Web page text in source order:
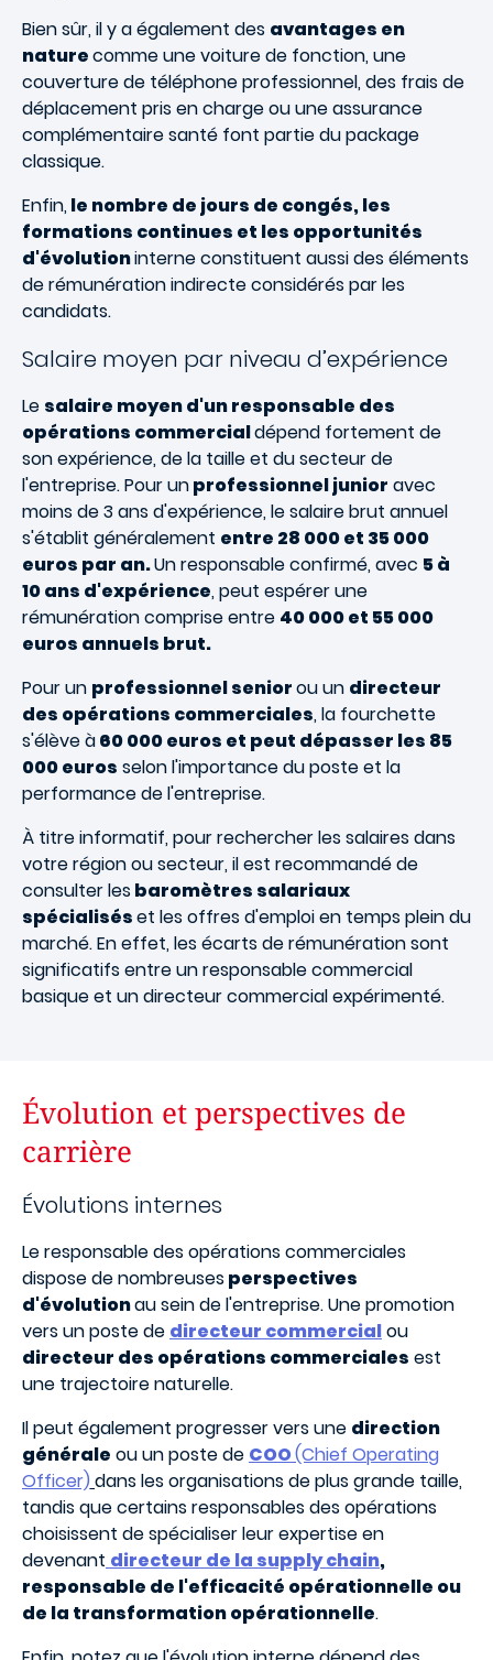
Bien sûr, il y a également des avantages en
naturecomme une voiture de fonction, une
couverture de téléphone professionnel, des frais de
déplacement pris en charge ou une assurance
complémentaire santé font partie du package
classique.
Enfin,le nombre de jours de congés, les
formations continues et les opportunités
d'évolutioninterne constituent aussi des éléments
de rémunération indirecte considérés par les
candidats.
Salaire moyen par niveau d’expérience
Le salaire moyen d'un responsable des
opérations commercialdépend fortement de
son expérience, de la taille et du secteur de
l'entreprise. Pour unprofessionnel junior avec
moins de 3 ans d'expérience, le salaire brut annuel
s'établit généralement entre 28 000 et 35 000
euros par an.Un responsable confirmé, avec 5 à
10 ans d'expérience, peut espérer une
rémunération comprise entre 40 000 et 55 000
euros annuels brut.
Pour un professionnel seniorou un directeur
des opérations commerciales, la fourchette
s'élève à60 000 euros et peut dépasser les 85
000 euros selon l'importance du poste et la
performance de l'entreprise.
À titre informatif, pour rechercher les salaires dans
votre région ou secteur, il est recommandé de
consulter lesbaromètres salariaux
spécialiséset les offres d'emploi en temps plein du
marché. En effet, les écarts de rémunération sont
significatifs entre un responsable commercial
basique et un directeur commercial expérimenté.
Évolution et perspectives de
carrière
Évolutions internes
Le responsable des opérations commerciales
dispose de nombreusesperspectives
d'évolutionau sein de l'entreprise. Une promotion
vers un poste de directeur commercialou
directeur des opérations commerciales est
une trajectoire naturelle.
Il peut également progresser vers une direction
générale ou un poste de COO(Chief Operating
Officer) dans les organisations de plus grande taille,
tandis que certains responsables des opérations
choisissent de spécialiser leur expertise en
devenant directeur de la supply chain,
responsable de l'efficacité opérationnelle ou
de la transformation opérationnelle.